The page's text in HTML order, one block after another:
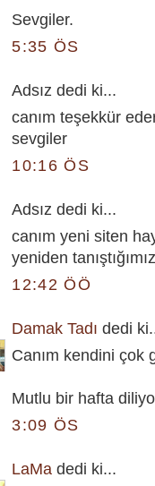
Sevgiler.
5:35 ÖS
Adsız dedi ki...
canım teşekkür
sevgiler
10:16 ÖS
Adsız dedi ki...
canım yeni siten
yeniden
12:42 ÖÖ
Damak Tadı dedi
Canım kendini çok
Mutlu bir hafta
3:09 ÖS
LaMa dedi ki...